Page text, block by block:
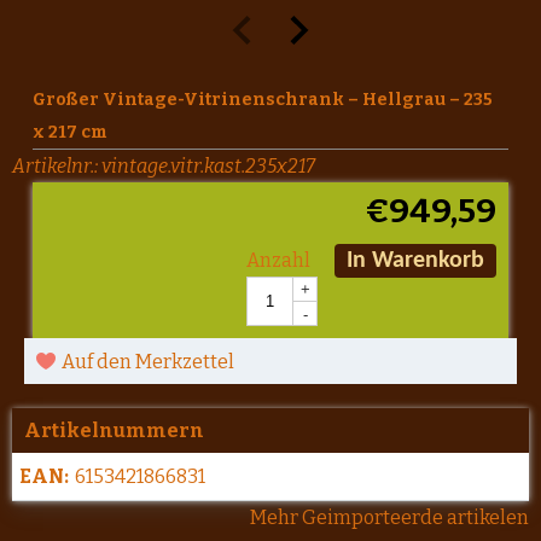
Großer Vintage-Vitrinenschrank – Hellgrau – 235
x 217 cm
Artikelnr.:vintage.vitr.kast.235x217
€949,59
Anzahl
+
-
In Warenkorb
Auf den Merkzettel
Artikelnummern
EAN: 6153421866831
Mehr Geimporteerde artikelen